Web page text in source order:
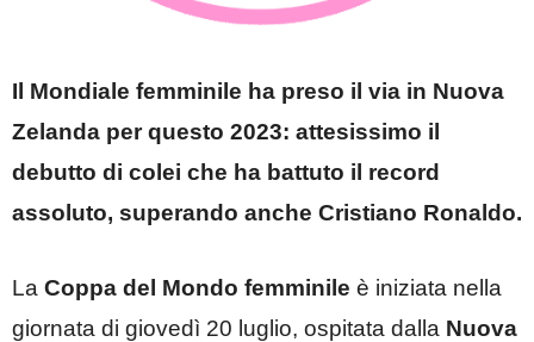
Il Mondiale femminile ha preso il via in Nuova
Zelanda per questo 2023: attesissimo il
debutto di colei che ha battuto il record
assoluto, superando anche Cristiano Ronaldo.
La Coppa del Mondo femminile è iniziata nella
giornata di giovedì 20 luglio, ospitata dalla Nuova